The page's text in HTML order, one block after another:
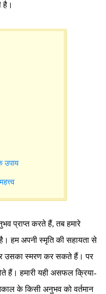
है।
उपाय
प्राप्त करते हैं, तब हमारे
हम अपनी स्मृति की सहायता से
उसका स्मरण कर सकते हैं। पर
हैं। हमारी यही असफल क्रिया-
के किसी अनुभव को वर्तमान